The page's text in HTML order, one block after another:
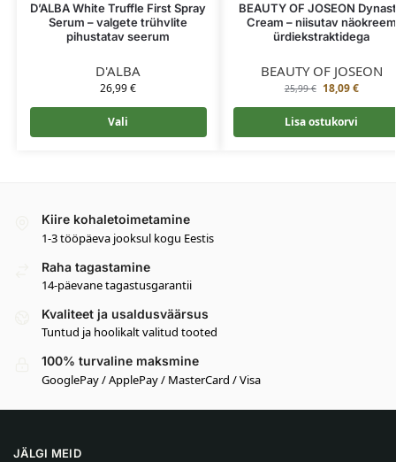
D’ALBA White Truffle First Spray
Serum – valgete trühvlite
pihustatav seerum
D'ALBA
26,99€
Vali
BEAUTY OF JOSEON
Cream – niisutav näokreem
ürdiekstraktidega
BEAUTY OF JOSEON
25,99€ 18,09€
Lisa ostukorvi
Kiire kohaletoimetamine
1-3 tööpäeva jooksul kogu Eestis
Raha tagastamine
14-päevane tagastusgarantii
Kvaliteet ja usaldusväärsus
Tuntud ja hoolikalt valitud tooted
100% turvaline maksmine
GooglePay / ApplePay / MasterCard / Visa
JÄLGI MEID